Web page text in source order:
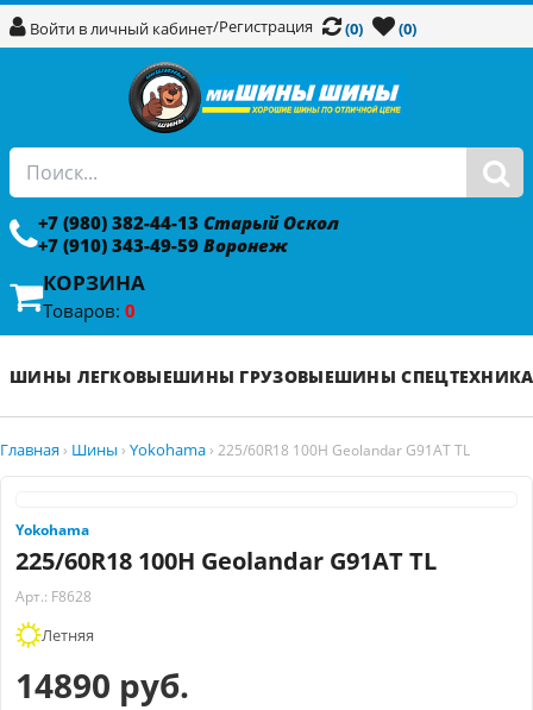
Войти в личный кабинет/Регистрация (0) (0)
+7 (980) 382-44-13 Старый Оскол
+7 (910) 343-49-59 Воронеж
КОРЗИНА
Товаров: 0
ШИНЫ ЛЕГКОВЫЕШИНЫ ГРУЗОВЫЕШИНЫ СПЕЦТЕХНИКА
Главная › Шины › Yokohama › 225/60R18 100H Geolandar G91AT TL
Yokohama
225/60R18 100H Geolandar G91AT TL
Арт.: F8628
Летняя
14890 руб.